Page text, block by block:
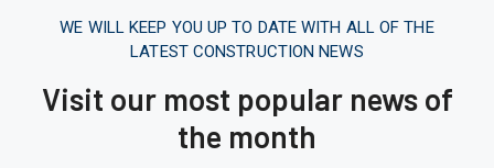
WE WILL KEEP YOU UP TO DATE WITH ALL OF THE
LATEST CONSTRUCTION NEWS
Visit our most popular news of
the month